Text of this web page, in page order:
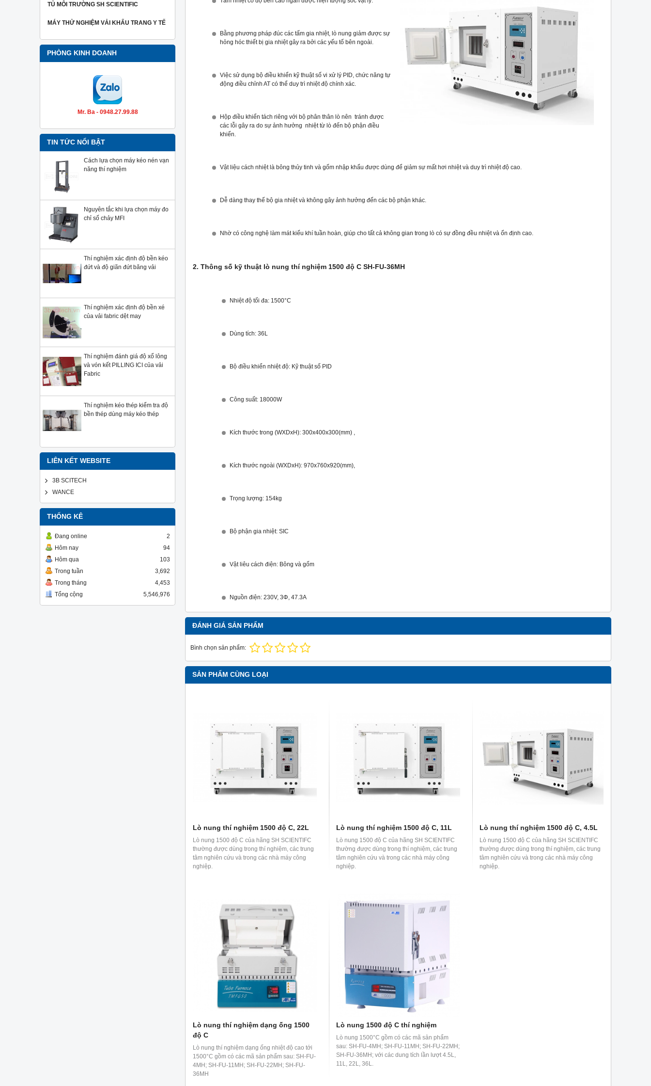
TỦ MÔI TRƯỜNG SH SCIENTIFIC
MÁY THỬ NGHIỆM VẢI KHẨU TRANG Y TẾ
PHÒNG KINH DOANH
Mr. Ba - 0948.27.99.88
TIN TỨC NỔI BẬT
Cách lựa chọn máy kéo nén vạn
năng thí nghiệm
Nguyên tắc khi lựa chọn máy đo
chỉ số chảy MFI
Thí nghiệm xác định độ bền kéo
đứt và độ giãn đứt băng vải
Thí nghiệm xác định độ bền xé
của vải fabric dệt may
Thí nghiệm đánh giá độ xổ lông
và vón kết PILLING ICI của vải
Fabric
Thí nghiệm kéo thép kiểm tra độ
bền thép dùng máy kéo thép
LIÊN KẾT WEBSITE
3B SCITECH
WANCE
THỐNG KÊ
Đang online
2
Hôm nay
94
Hôm qua
103
Trong tuần
3,692
Trong tháng
4,453
Tổng cộng
5,546,976
Bằng phương pháp đúc các tấm gia nhiệt, lò nung giảm được sự
hỏng hóc thiết bị gia nhiệt gây ra bởi các yếu tố bên ngoài.
Việc sử dụng bộ điều khiển kỹ thuật số vi xử lý PID, chức năng tự
động điều chỉnh AT có thể duy trì nhiệt độ chính xác.
Hộp điều khiển tách riêng với bộ phân thân lò nên tránh được
các lỗi gây ra do sự ảnh hưởng nhiệt từ lò đến bộ phận điều
khiển.
Vật liệu cách nhiệt là bông thủy tinh và gốm nhập khẩu được dùng để giảm sự mất hơi nhiệt và duy trì nhiệt độ cao.
Dễ dàng thay thế bộ gia nhiệt và không gây ảnh hưởng đến các bộ phận khác.
Nhờ có công nghệ làm mát kiểu khí tuần hoàn, giúp cho tất cả không gian trong lò có sự đồng đều nhiệt và ổn định cao.
2. Thông số kỹ thuật lò nung thí nghiệm 1500 độ C SH-FU-36MH
Nhiệt độ tối đa: 1500°C
Dùng tích: 36L
Bộ điều khiển nhiệt độ: Kỹ thuật số PID
Công suất: 18000W
Kích thước trong (WXDxH): 300x400x300(mm) ,
Kích thước ngoài (WXDxH): 970x760x920(mm),
Trọng lượng: 154kg
Bộ phận gia nhiệt: SIC
Vật liêu cách điện: Bông và gốm
Nguồn điện: 230V, 3Φ, 47.3A
ĐÁNH GIÁ SẢN PHẨM
Bình chọn sản phẩm:
SẢN PHẨM CÙNG LOẠI
Lò nung thí nghiệm 1500 độ C, 22L
Lò nung 1500 độ C của hãng SH SCIENTIFC
thường được dùng trong thí nghiệm, các trung
tâm nghiên cứu và trong các nhà máy công
nghiệp.
Lò nung thí nghiệm 1500 độ C, 11L
Lò nung 1500 độ C của hãng SH SCIENTIFC
thường được dùng trong thí nghiệm, các trung
tâm nghiên cứu và trong các nhà máy công
nghiệp.
Lò nung thí nghiệm 1500 độ C, 4.5L
Lò nung 1500 độ C của hãng SH SCIENTIFC
thường được dùng trong thí nghiệm, các trung
tâm nghiên cứu và trong các nhà máy công
nghiệp.
Lò nung thí nghiệm dạng ống 1500
độ C
Lò nung thí nghiệm dạng ống nhiệt độ cao tới
1500°C gồm có các mã sản phẩm sau: SH-FU-
4MH; SH-FU-11MH; SH-FU-22MH; SH-FU-
36MH
Lò nung 1500 độ C thí nghiệm
Lò nung 1500°C gồm có các mã sản phẩm
sau: SH-FU-4MH; SH-FU-11MH; SH-FU-22MH;
SH-FU-36MH; với các dung tích lần lượt 4.5L,
11L, 22L, 36L.